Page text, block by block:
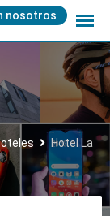
nosotros
Hotel La